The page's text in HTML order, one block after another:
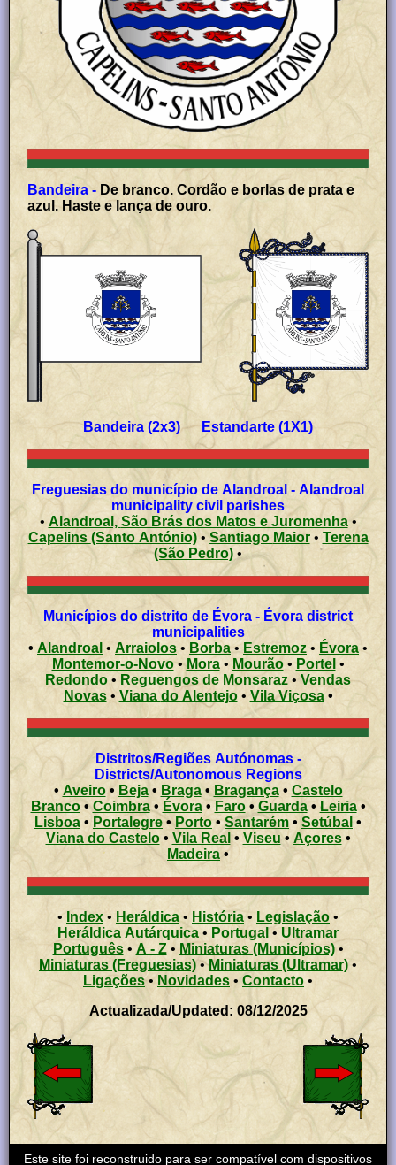
Bandeira - De branco. Cordão e borlas de prata e
azul. Haste e lança de ouro.
Bandeira (2x3) Estandarte (1X1)
Freguesias do município de Alandroal - Alandroal
municipality civil parishes
•
Alandroal, São Brás dos Matos e Juromenha•
Capelins (Santo António)• Santiago Maior• Terena
(São Pedro) •
Municípios do distrito de Évora - Évora district
municipalities
• Alandroal • Arraiolos • Borba• Estremoz • Évora •
Montemor-o-Novo•Mora•Mourão• Portel •
Redondo• Reguengos de Monsaraz • Vendas
Novas• Viana do Alentejo• Vila Viçosa•
Distritos/Regiões Autónomas -
Districts/Autonomous Regions
• Aveiro• Beja• Braga• Bragança• Castelo
Branco•Coimbra• Évora• Faro• Guarda• Leiria•
Lisboa • Portalegre•Porto•Santarém • Setúbal •
Viana do Castelo• Vila Real • Viseu • Açores •
Madeira •
• Index • Heráldica • História • Legislação •
Heráldica Autárquica • Portugal• Ultramar
Português• A - Z• Miniaturas (Municípios)•
Miniaturas (Freguesias)•Miniaturas (Ultramar)•
Ligações• Novidades • Contacto •
Actualizada/Updated: 08/12/2025
Este site foi reconstruido para ser compatível com dispositivos